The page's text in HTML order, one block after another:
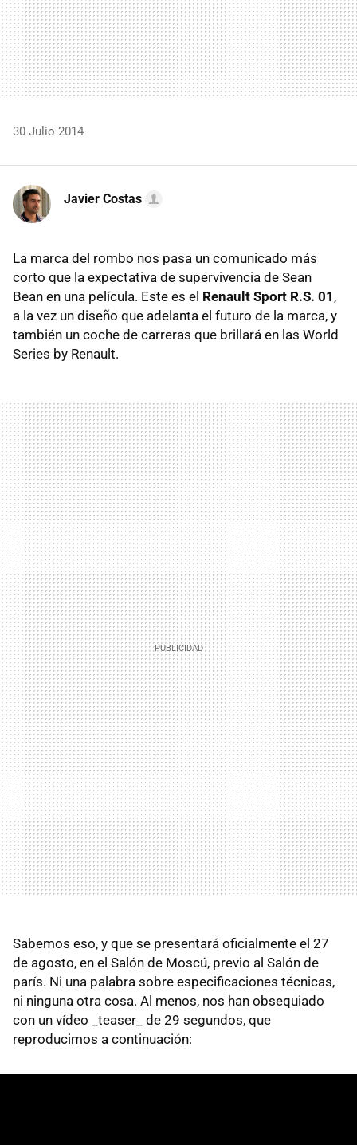
30 Julio 2014
Javier Costas
La marca del rombo nos pasa un comunicado más
corto que la expectativa de supervivencia de Sean
Bean en una película. Este es el Renault Sport R.S. 01 ,
a la vez un diseño que adelanta el futuro de la marca, y
también un coche de carreras que brillará en las World
Series by Renault.
Sabemos eso, y que se presentará oficialmente el 27
de agosto, en el Salón de Moscú, previo al Salón de
parís. Ni una palabra sobre especificaciones técnicas,
ni ninguna otra cosa. Al menos, nos han obsequiado
con un vídeo _teaser_ de 29 segundos, que
reproducimos a continuación: